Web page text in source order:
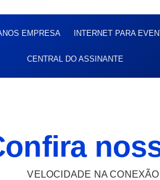
EMPRESA INTERNET PARA
CENTRAL DO ASSINANTE
VELOCIDADE NA